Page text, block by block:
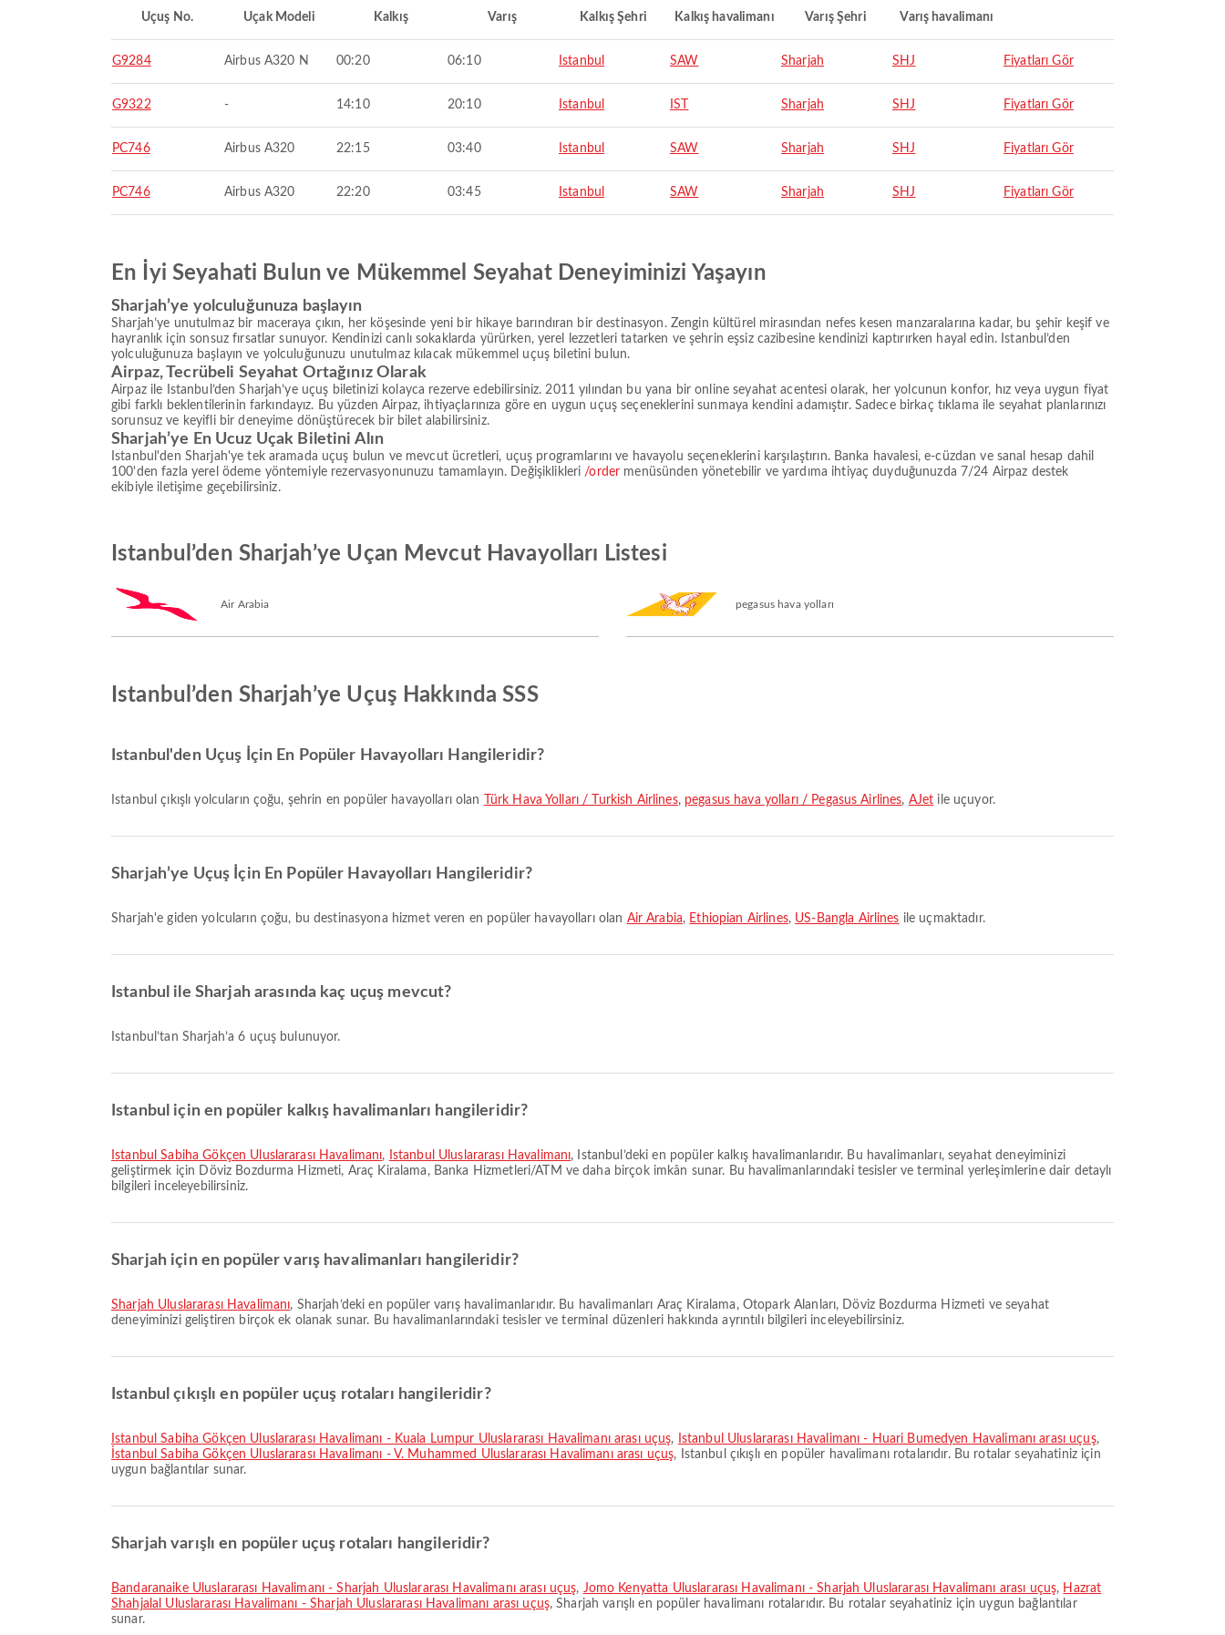
Uçuş No. Uçak Modeli Kalkış Varış Kalkış Şehri Kalkış havalimanı Varış Şehri Varış havalimanı
G9284 Airbus A320 N 00:20 06:10 Istanbul SAW Sharjah SHJ Fiyatları Gör
G9322 - 14:10 20:10 Istanbul IST Sharjah SHJ Fiyatları Gör
PC746 Airbus A320 22:15 03:40 Istanbul SAW Sharjah SHJ Fiyatları Gör
PC746 Airbus A320 22:20 03:45 Istanbul SAW Sharjah SHJ Fiyatları Gör
En İyi Seyahati Bulun ve Mükemmel Seyahat Deneyiminizi Yaşayın
Sharjah’ye yolculuğunuza başlayın
Sharjah’ye unutulmaz bir maceraya çıkın, her köşesinde yeni bir hikaye barındıran bir destinasyon. Zengin kültürel mirasından nefes kesen manzaralarına kadar, bu şehir keşif ve
hayranlık için sonsuz fırsatlar sunuyor. Kendinizi canlı sokaklarda yürürken, yerel lezzetleri tatarken ve şehrin eşsiz cazibesine kendinizi kaptırırken hayal edin. Istanbul’den
yolculuğunuza başlayın ve yolculuğunuzu unutulmaz kılacak mükemmel uçuş biletini bulun.
Airpaz, Tecrübeli Seyahat Ortağınız Olarak
Airpaz ile Istanbul’den Sharjah’ye uçuş biletinizi kolayca rezerve edebilirsiniz. 2011 yılından bu yana bir online seyahat acentesi olarak, her yolcunun konfor, hız veya uygun fiyat
gibi farklı beklentilerinin farkındayız. Bu yüzden Airpaz, ihtiyaçlarınıza göre en uygun uçuş seçeneklerini sunmaya kendini adamıştır. Sadece birkaç tıklama ile seyahat planlarınızı
sorunsuz ve keyifli bir deneyime dönüştürecek bir bilet alabilirsiniz.
Sharjah’ye En Ucuz Uçak Biletini Alın
Istanbul'den Sharjah'ye tek aramada uçuş bulun ve mevcut ücretleri, uçuş programlarını ve havayolu seçeneklerini karşılaştırın. Banka havalesi, e-cüzdan ve sanal hesap dahil
100'den fazla yerel ödeme yöntemiyle rezervasyonunuzu tamamlayın. Değişiklikleri /order menüsünden yönetebilir ve yardıma ihtiyaç duyduğunuzda 7/24 Airpaz destek
ekibiyle iletişime geçebilirsiniz.
Istanbul’den Sharjah’ye Uçan Mevcut Havayolları Listesi
Air Arabia pegasus hava yolları
Istanbul’den Sharjah’ye Uçuş Hakkında SSS
Istanbul'den Uçuş İçin En Popüler Havayolları Hangileridir?
Istanbul çıkışlı yolcuların çoğu, şehrin en popüler havayolları olan Türk Hava Yolları / Turkish Airlines, pegasus hava yolları / Pegasus Airlines, AJet ile uçuyor.
Sharjah’ye Uçuş İçin En Popüler Havayolları Hangileridir?
Sharjah'e giden yolcuların çoğu, bu destinasyona hizmet veren en popüler havayolları olan Air Arabia, Ethiopian Airlines, US-Bangla Airlines ile uçmaktadır.
Istanbul ile Sharjah arasında kaç uçuş mevcut?
Istanbul’tan Sharjah’a 6 uçuş bulunuyor.
Istanbul için en popüler kalkış havalimanları hangileridir?
İstanbul Sabiha Gökçen Uluslararası Havalimanı, İstanbul Uluslararası Havalimanı, Istanbul’deki en popüler kalkış havalimanlarıdır. Bu havalimanları, seyahat deneyiminizi
geliştirmek için Döviz Bozdurma Hizmeti, Araç Kiralama, Banka Hizmetleri/ATM ve daha birçok imkân sunar. Bu havalimanlarındaki tesisler ve terminal yerleşimlerine dair detaylı
bilgileri inceleyebilirsiniz.
Sharjah için en popüler varış havalimanları hangileridir?
Sharjah Uluslararası Havalimanı, Sharjah’deki en popüler varış havalimanlarıdır. Bu havalimanları Araç Kiralama, Otopark Alanları, Döviz Bozdurma Hizmeti ve seyahat
deneyiminizi geliştiren birçok ek olanak sunar. Bu havalimanlarındaki tesisler ve terminal düzenleri hakkında ayrıntılı bilgileri inceleyebilirsiniz.
Istanbul çıkışlı en popüler uçuş rotaları hangileridir?
İstanbul Sabiha Gökçen Uluslararası Havalimanı - Kuala Lumpur Uluslararası Havalimanı arası uçuş, İstanbul Uluslararası Havalimanı - Huari Bumedyen Havalimanı arası uçuş,
İstanbul Sabiha Gökçen Uluslararası Havalimanı - V. Muhammed Uluslararası Havalimanı arası uçuş, Istanbul çıkışlı en popüler havalimanı rotalarıdır. Bu rotalar seyahatiniz için
uygun bağlantılar sunar.
Sharjah varışlı en popüler uçuş rotaları hangileridir?
Bandaranaike Uluslararası Havalimanı - Sharjah Uluslararası Havalimanı arası uçuş, Jomo Kenyatta Uluslararası Havalimanı - Sharjah Uluslararası Havalimanı arası uçuş, Hazrat
Shahjalal Uluslararası Havalimanı - Sharjah Uluslararası Havalimanı arası uçuş, Sharjah varışlı en popüler havalimanı rotalarıdır. Bu rotalar seyahatiniz için uygun bağlantılar
sunar.